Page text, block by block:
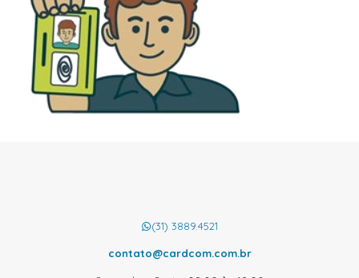
(31) 3889.4521
contato@cardcom.com.br